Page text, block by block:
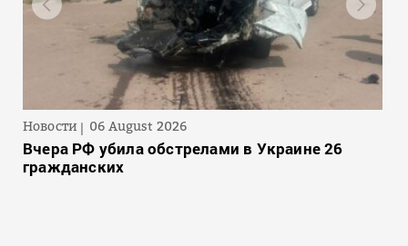
Новости 06 August 2026
Вчера РФ убила обстрелами в Украине 26
гражданских